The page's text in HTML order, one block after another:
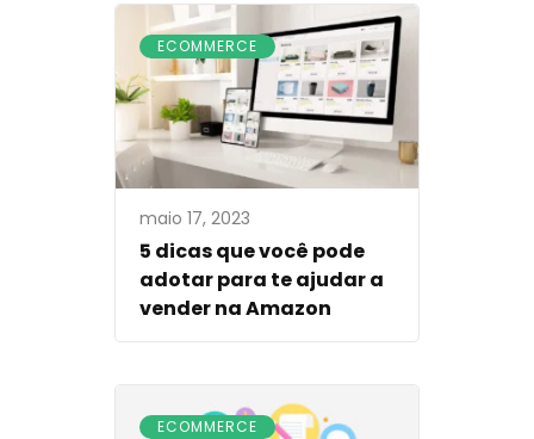
ECOMMERCE
maio 17, 2023
5 dicas que você pode
adotar para te ajudar a
vender na Amazon
ECOMMERCE